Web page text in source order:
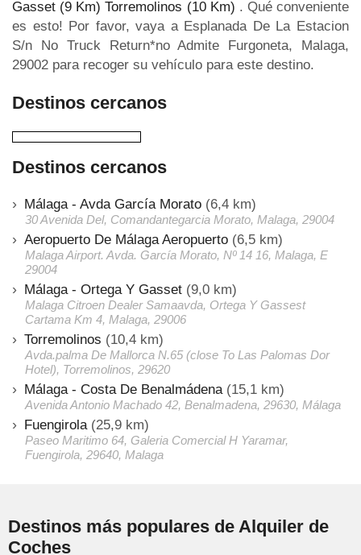
Gasset (9 Km) Torremolinos (10 Km) . Qué conveniente
es esto! Por favor, vaya a Esplanada De La Estacion
S/n No Truck Return*no Admite Furgoneta, Malaga,
29002 para recoger su vehículo para este destino.
Destinos cercanos
Destinos cercanos
Málaga - Avda García Morato (6,4 km)
30 Avenida Del, Comandantegarcia Morato, Malaga, 29004
Aeropuerto De Málaga Aeropuerto (6,5 km)
Malaga Airport. Avda. García Morato, Nº 14 16, Malaga, E
29004
Málaga - Ortega Y Gasset (9,0 km)
Malaga Citroen Dealer Samaavda, Ortega Y Gassest
Cartama Km 4, Malaga, 29006
Torremolinos (10,4 km)
Avda.palma De Mallorca N.65 (close To Las Palomas Dor
Hotel), Torremolinos, 29620
Málaga - Costa De Benalmádena (15,1 km)
Avenida Antonio Machado 42, Benalmadena, 29630, Málaga
Fuengirola (25,9 km)
Paseo Maritimo 64, Galeria Comercial H Yaramar,
Fuengirola, 29640, Malaga
Destinos más populares de Alquiler de
Coches